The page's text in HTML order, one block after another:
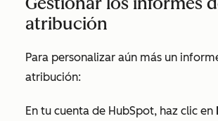
atribución
Para personalizar aún más un
atribución:
En tu cuenta de HubSpot, haz clic en